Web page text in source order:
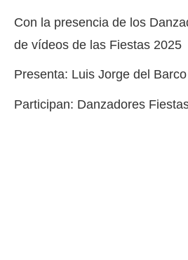
Con la presencia de los
de vídeos de las Fiestas 2025
Presenta: Luis Jorge del
Participan: Danzadores